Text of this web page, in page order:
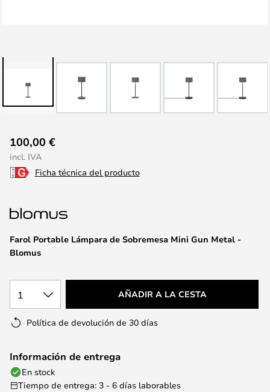
comienzo
de
galería
de
imágenes
Farol Portable Lámpara de Sobremesa Mini Gun Metal -
Blomus
100,00 €
incl. IVA
Ficha técnica del producto
1 AÑADIR A LA CESTA
Política de devolución de 30 días
Información de entrega
En stock
Tiempo de entrega: 3 - 6 días laborables